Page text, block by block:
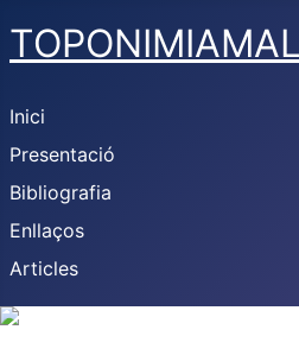
Inici
Presentació
Bibliografia
Enllaços
Articles